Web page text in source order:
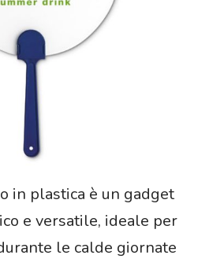
in plastica è un gadget
e versatile, ideale per
le calde giornate